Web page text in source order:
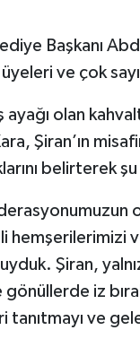
Başkanı
ve çok
ayağı olan
Şiran’ın
belirterek
Şiran,
gönüllerde iz
tanıtmayı ve